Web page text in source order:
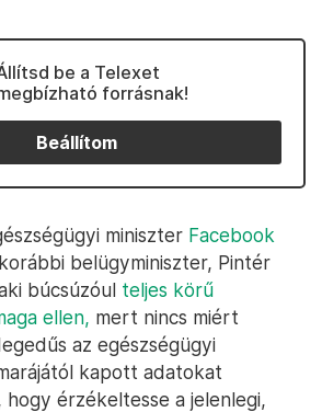
be a Telexet
forrásnak!
Beállítom
miniszter Facebook
belügyminiszter, Pintér
búcsúzóul teljes körű
ellen, mert nincs miért
az egészségügyi
kapott adatokat
érzékeltesse a jelenlegi,